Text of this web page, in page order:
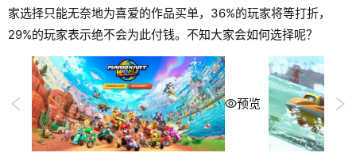
家选择只能无奈地为喜爱的作品买单，36%的玩家将等打折，
29%的玩家表示绝不会为此付钱。不知大家会如何选择呢？
预览